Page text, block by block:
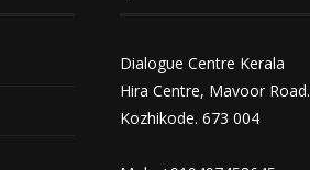
Dialogue Centre Kerala
Hira Centre, Mavoor Road.
Kozhikode. 673 004